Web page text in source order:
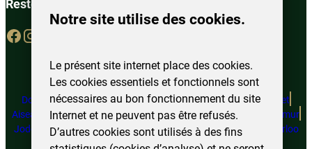
Restons connecté
DoischeMarcinelleJuprelleCouvinPerwezSambrevilleChâtelet
Aiseau-PreslesFlorennesPhilippeville FloreffeFosses-la-Ville
Namur
JodoigneOttignies – LLNEghezée BeauvechainCharleroi Waterloo
Notre site utilise des cookies.
Le présent site internet place des cookies.
Les cookies essentiels et fonctionnels sont
nécessaires au bon fonctionnement du site
Internet et ne peuvent pas être refusés.
D’autres cookies sont utilisés à des fins